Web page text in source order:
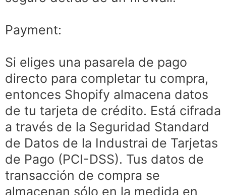
Payment:
Si eliges una pasarela de pago
directo para completar tu compra,
entonces Shopify almacena datos
de tu tarjeta de crédito. Está cifrada
a través de la Seguridad Standard
de Datos de la Industrai de Tarjetas
de Pago (PCI-DSS). Tus datos de
transacción de compra se
almacenan sólo en la medida en